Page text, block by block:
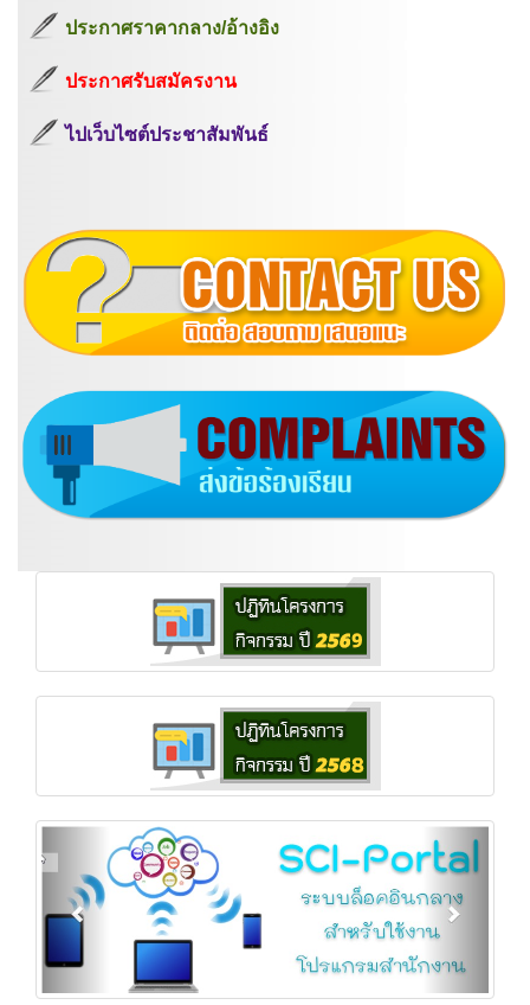
ประกาศราคากลาง/อ้างอิง
ประกาศรับสมัครงาน
ไปเว็บไซต์ประชาสัมพันธ์